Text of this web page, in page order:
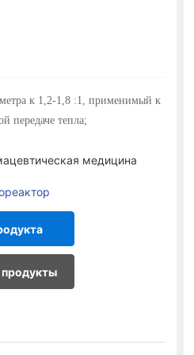
к 1,2-1,8 :1, применимый к
передаче тепла;
медицина